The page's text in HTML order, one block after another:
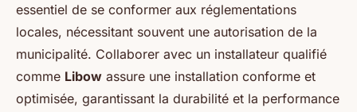
essentiel de se conformer aux réglementations
locales, nécessitant souvent une autorisation de la
municipalité. Collaborer avec un installateur qualifié
comme Libow assure une installation conforme et
optimisée, garantissant la durabilité et la performance